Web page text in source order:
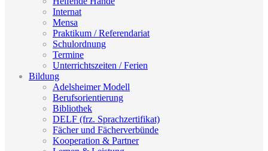
Internat
Mensa
Praktikum / Referendariat
Schulordnung
Termine
Unterrichtszeiten / Ferien
Bildung
Adelsheimer Modell
Berufsorientierung
Bibliothek
DELF (frz. Sprachzertifikat)
Fächer und Fächerverbünde
Kooperation & Partner